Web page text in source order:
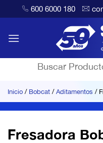
al
600 6000 180
Buscar
Inicio / Bobcat / Aditamentos /
Fresadora